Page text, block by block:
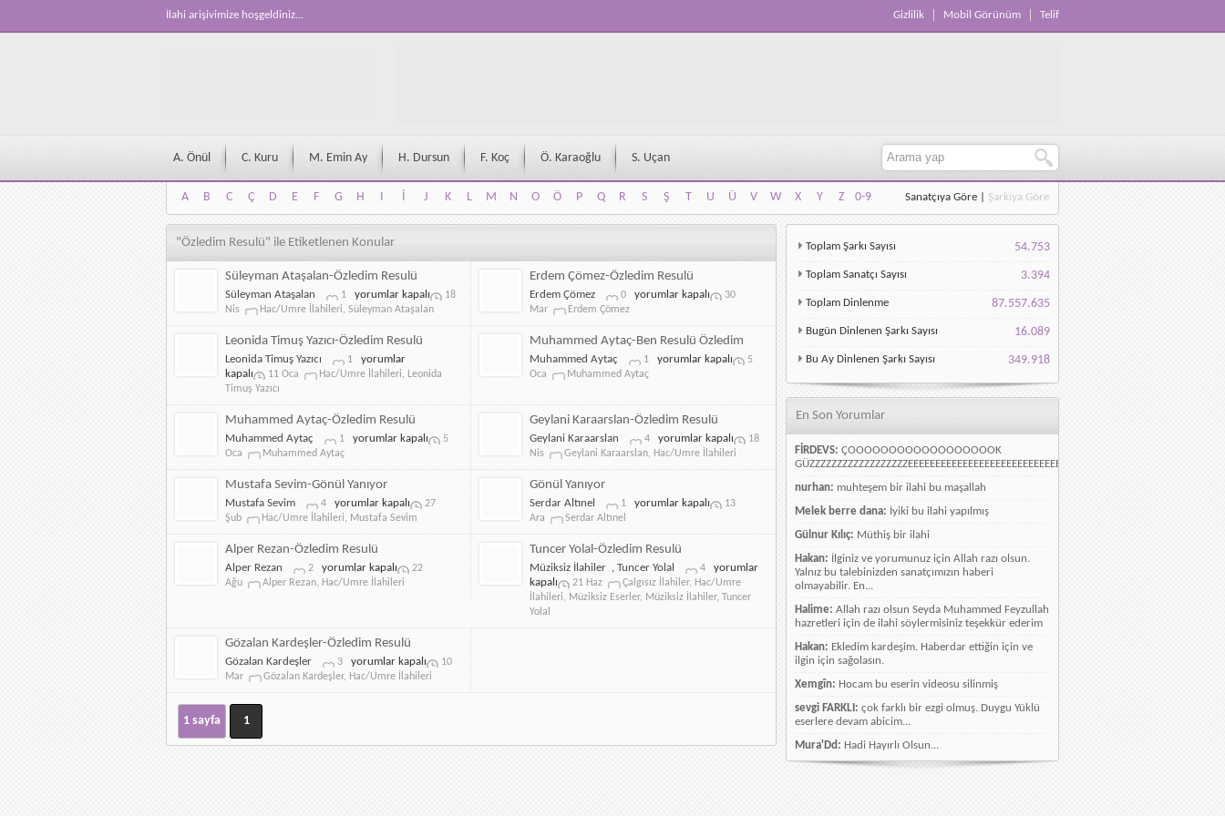
İlahi arişivimize hoşgeldiniz... Gizlilik Mobil Görünüm Telif
A. Önül C. Kuru M. Emin Ay H. Dursun F. Koç Ö. Karaoğlu S. Uçan
A B C Ç D E F G H I İ J K L M N O Ö P Q R S Ş T U Ü V W X Y Z
0-9
A
B C Ç D E F G H I İ J K L M N O Ö P Q R S Ş T U Ü V W X Y Z 0-9
Sanatçıya Göre Şarkıya Göre
"Özledim Resulü" ile Etiketlenen Konular
Süleyman Ataşalan-Özledim Resulü
Süleyman Ataşalan 1
Süleyman
Ataşalan-
Özledim
Resulü
yorumlar kapalı
18
Nis
Hac/Umre İlahileri, Süleyman Ataşalan
Erdem Çömez-Özledim Resulü
Erdem Çömez 0
Erdem
Özledim
Resulü
yorumlar kapalı
30
Mar
Erdem Çömez
Leonida Timuş Yazıcı-Özledim Resulü
Leonida Timuş Yazıcı 1
Leonida
Timuş
Özledim
Resulü
yorumlar
kapalı
11 Oca Hac/Umre İlahileri, Leonida
Timuş Yazıcı
Muhammed Aytaç-Ben Resulü Özledim
Muhammed Aytaç 1
Muhammed
Resulü
Özledim
yorumlar kapalı
5
Oca
Muhammed Aytaç
Muhammed Aytaç-Özledim Resulü
Muhammed Aytaç 1
Muhammed
Özledim
Resulü
yorumlar kapalı
5
Oca
Muhammed Aytaç
Geylani Karaarslan-Özledim Resulü
Geylani Karaarslan 4
Geylani
Karaarslan-
Özledim
için
yorumlar kapalı
18
Nis
Geylani Karaarslan, Hac/Umre İlahileri
Mustafa Sevim-Gönül Yanıyor
Mustafa Sevim 4
Mustafa
Sevim-
Gönül
Yanıyor
yorumlar kapalı
27
Şub
Hac/Umre İlahileri, Mustafa Sevim
Gönül Yanıyor
Serdar Altınel 1
Gönül
için
yorumlar kapalı
13
Ara
Serdar Altınel
Alper Rezan-Özledim Resulü
Alper Rezan 2
Alper
Rezan-
için
yorumlar kapalı
22
Ağu
Alper Rezan, Hac/Umre İlahileri
Tuncer Yolal-Özledim Resulü
Müziksiz İlahiler , Tuncer Yolal 4
Tuncer
Yolal-
Özledim
için
yorumlar
kapalı
21 Haz Çalgısız İlahiler, Hac/Umre
İlahileri, Müziksiz Eserler, Müziksiz İlahiler, Tuncer
Yolal
Gözalan Kardeşler-Özledim Resulü
Gözalan Kardeşler 3
Gözalan
Kardeşler-
Özledim
yorumlar kapalı
10
Mar
Gözalan Kardeşler, Hac/Umre İlahileri
1 sayfa 1
Toplam Şarkı Sayısı 54.753
Toplam Sanatçı Sayısı 3.394
Toplam Dinlenme 87.557.635
Bugün Dinlenen Şarkı Sayısı 16.089
Bu Ay Dinlenen Şarkı Sayısı 349.918
En Son Yorumlar
FİRDEVS: ÇOOOOOOOOOOOOOOOOOOK
GÜZZZZZZZZZZZZZZZZZZEEEEEEEEEEEEEEEEEEEEEEEEEEEEELLLLLLLLLLLLLLLLLLLLLLLL
nurhan: muhteşem bir ilahi bu maşallah
Melek berre dana: İyiki bu ilahi yapılmış
Gülnur Kılıç: Müthiş bir ilahi
Hakan: İlginiz ve yorumunuz için Allah razı olsun.
Yalnız bu talebinizden sanatçımızın haberi
olmayabilir. En...
Halime: Allah razı olsun Seyda Muhammed Feyzullah
hazretleri için de ilahi söylermisiniz teşekkür ederim
Hakan: Ekledim kardeşim. Haberdar ettiğin için ve
ilgin için sağolasın.
Xemgîn: Hocam bu eserin videosu silinmiş
sevgi FARKLI: çok farklı bir ezgi olmuş. Duygu Yüklü
eserlere devam abicim...
Mura'Dd: Hadi Hayırlı Olsun...